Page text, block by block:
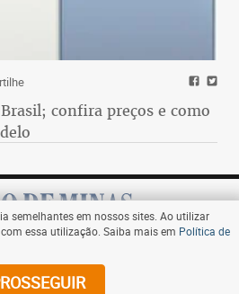
confira preços e como
Assine
semelhantes em nossos sites. Ao utilizar
essa utilização. Saiba mais em Política de